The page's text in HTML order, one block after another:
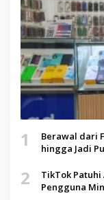
1
Berawal dari
hingga Jadi
2
TikTok
Pengguna